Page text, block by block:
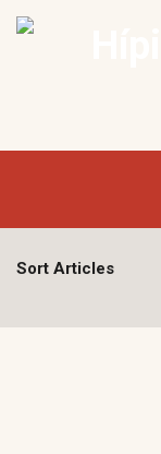
Sort Articles